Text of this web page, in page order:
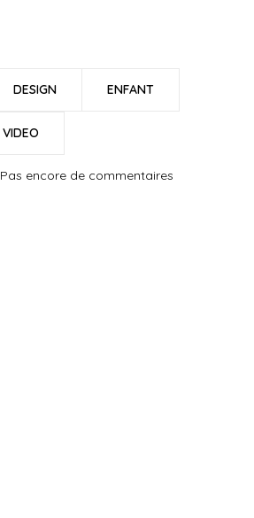
DESIGN ENFANT
VIDEO
Pas encore de commentaires